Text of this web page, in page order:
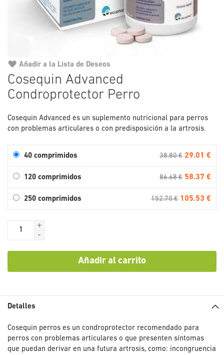
Cosequin Advanced
Condroprotector Perro
Cosequin Advanced es un suplemento nutricional para perros
con problemas articulares o con predisposición a la artrosis.
40 comprimidos 38.80 € 29.01 €
120 comprimidos 86.68 € 58.37 €
250 comprimidos 152.70 € 105.53 €
+
-
Añadir al carrito
Añadir a la Lista de Deseos
al
comienzo
galería
Detalles
Cosequin perros es un condroprotector recomendado para
perros con problemas articulares o que presenten síntomas
que puedan derivar en una futura artrosis, como: incongruencia